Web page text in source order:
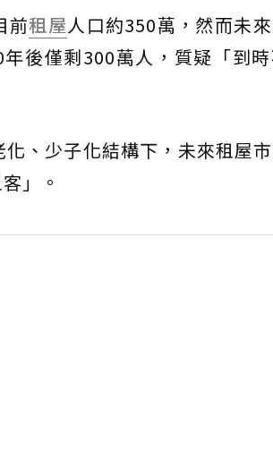
前租屋人口約350萬，然而未
後僅剩300萬人，質疑「到
、少子化結構下，未來租屋
」。